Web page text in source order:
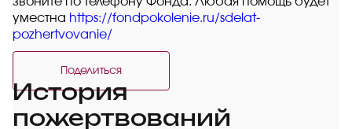
уместна https://fondpokolenie.ru/sdelat-
pozhertvovanie/
Поделиться
История
пожертвований